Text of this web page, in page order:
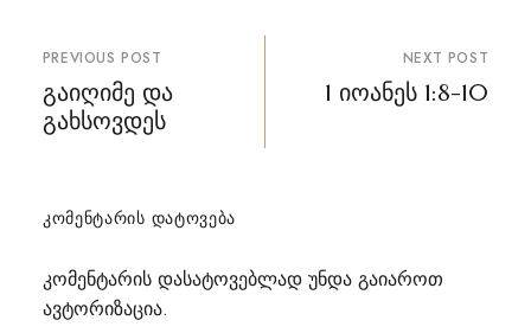
პოსტის
ნავიგაცია
PREVIOUS POST
გაიღიმე და
გახსოვდეს
NEXT POST
1 იოანეს 1:8-10
ᲙᲝᲛᲔᲜᲢᲐᲠᲘᲡ ᲓᲐᲢᲝᲕᲔᲑᲐ
კომენტარის დასატოვებლად უნდა გაიაროთ
ავტორიზაცია.